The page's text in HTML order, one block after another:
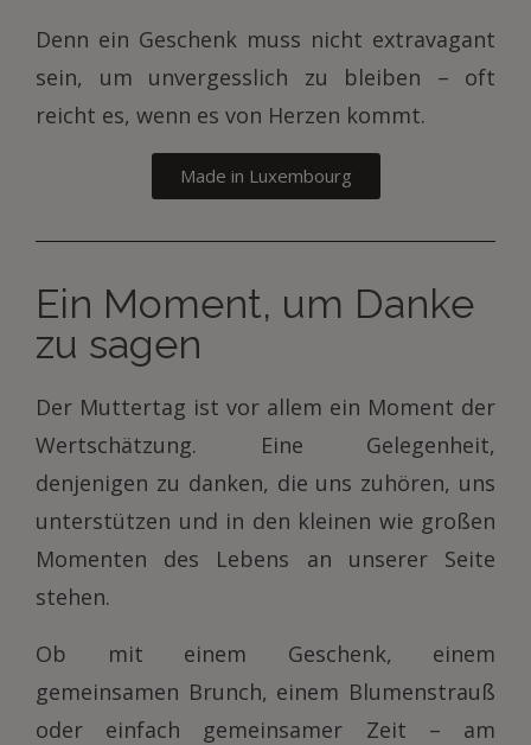
Denn ein Geschenk muss nicht extravagant
sein, um unvergesslich zu bleiben – oft
reicht es, wenn es von Herzen kommt.
Made in Luxembourg
Ein Moment, um Danke
zu sagen
Der Muttertag ist vor allem ein Moment der
Wertschätzung. Eine Gelegenheit,
denjenigen zu danken, die uns zuhören, uns
unterstützen und in den kleinen wie großen
Momenten des Lebens an unserer Seite
stehen.
Ob mit einem Geschenk, einem
gemeinsamen Brunch, einem Blumenstrauß
oder einfach gemeinsamer Zeit – am